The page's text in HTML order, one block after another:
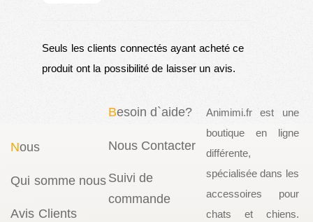
Seuls les clients connectés ayant acheté ce
produit ont la possibilité de laisser un avis.
Nous
Qui somme nous
Avis Clients
Besoin d`aide?
Nous Contacter
Suivi de
commande
Animimi.fr est une
boutique en ligne
différente,
spécialisée dans les
accessoires pour
chats et chiens.